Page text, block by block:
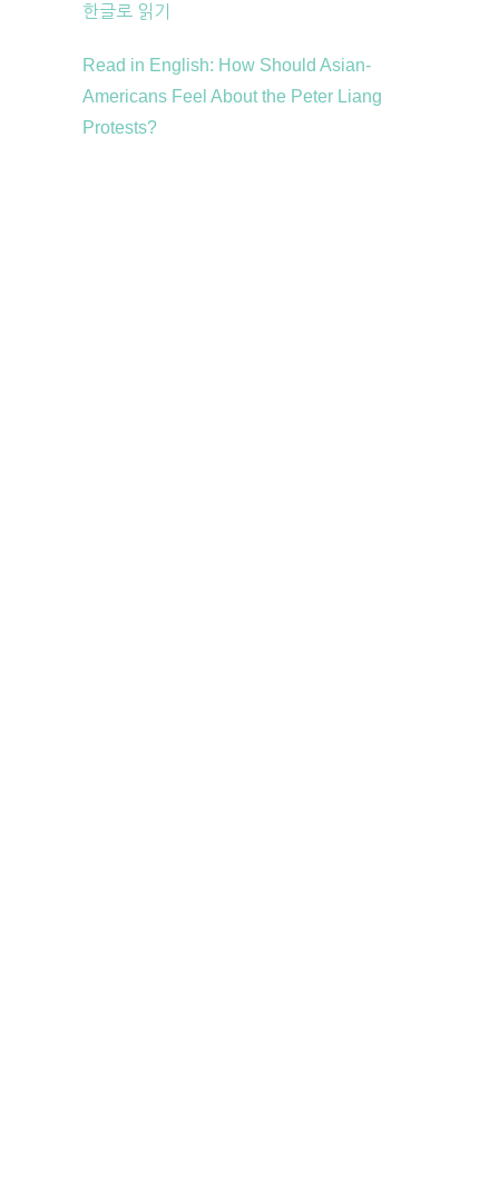
한글로 읽기
Read in English: How Should Asian-
Americans Feel About the Peter Liang
Protests?